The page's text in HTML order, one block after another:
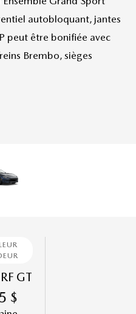
autobloquant, jantes
peut être bonifiée avec
Brembo, sièges
GT
$